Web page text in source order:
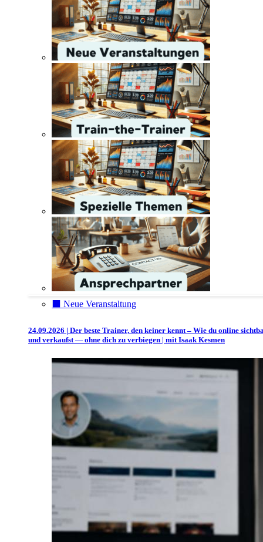
⬛️ Neue Veranstaltung
24.09.2026 | Der beste Trainer, den keiner kennt – Wie du online
und verkaufst — ohne dich zu verbiegen | mit Isaak Kesmen